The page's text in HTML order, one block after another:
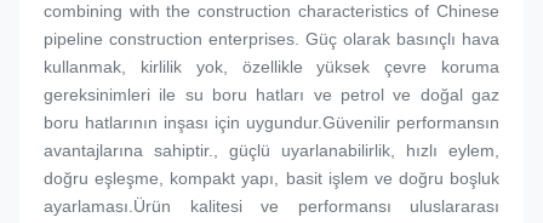
combining with the construction characteristics of Chinese
pipeline construction enterprises. Güç olarak basınçlı hava
kullanmak, kirlilik yok, özellikle yüksek çevre koruma
gereksinimleri ile su boru hatları ve petrol ve doğal gaz
boru hatlarının inşası için uygundur.Güvenilir performansın
avantajlarına sahiptir., güçlü uyarlanabilirlik, hızlı eylem,
doğru eşleşme, kompakt yapı, basit işlem ve doğru boşluk
ayarlaması.Ürün kalitesi ve performansı uluslararası